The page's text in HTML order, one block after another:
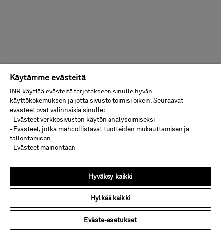
Käytämme evästeitä
INR käyttää evästeitä tarjotakseen sinulle hyvän
käyttökokemuksen ja jotta sivusto toimisi oikein. Seuraavat
evästeet ovat valinnaisia sinulle:
- Evästeet verkkosivuston käytön analysoimiseksi
- Evästeet, jotka mahdollistavat tuotteiden mukauttamisen ja
tallentamisen
- Evästeet mainontaan
Hyväksy kaikki
Hylkää kaikki
Eväste-asetukset